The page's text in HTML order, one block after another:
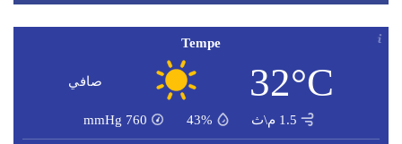
Tempe
32°C صافي
1.5 م\ث 43%
760
mmHg